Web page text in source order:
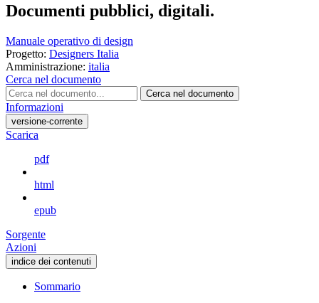
Documenti pubblici, digitali.
Manuale operativo di design
Progetto: Designers Italia
Amministrazione: italia
Cerca nel documento
Cerca nel documento
Informazioni
versione-corrente
Scarica
pdf
html
epub
Sorgente
Azioni
indice dei contenuti
Sommario